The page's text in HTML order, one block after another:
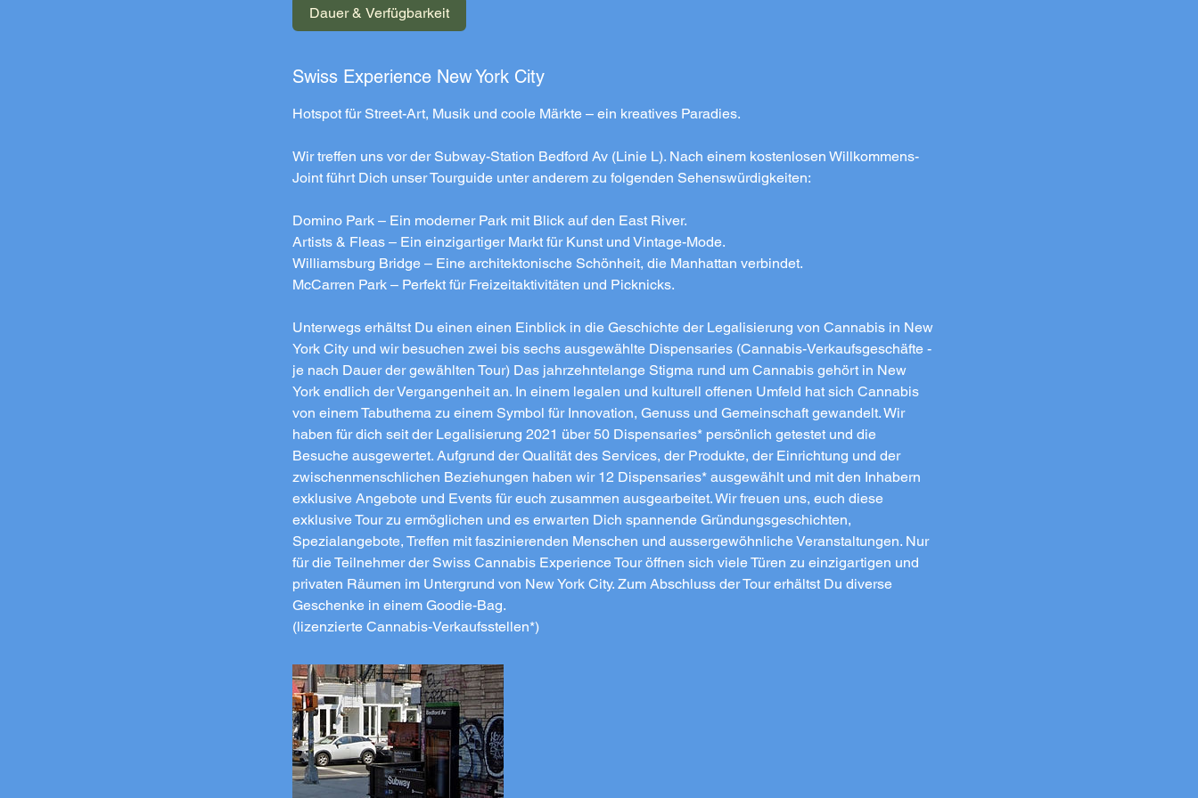
d
8
t
Dauer & Verfügbarkeit
Swiss Experience New York City
Hotspot für Street-Art, Musik und coole Märkte – ein kreatives Paradies.
Wir treffen uns vor der Subway-Station Bedford Av (Linie L). Nach einem kostenlosen Willkommens-
Joint führt Dich unser Tourguide unter anderem zu folgenden Sehenswürdigkeiten:
Domino Park – Ein moderner Park mit Blick auf den East River.
Artists & Fleas – Ein einzigartiger Markt für Kunst und Vintage-Mode.
Williamsburg Bridge – Eine architektonische Schönheit, die Manhattan verbindet.
McCarren Park – Perfekt für Freizeitaktivitäten und Picknicks.
Unterwegs erhältst Du einen einen Einblick in die Geschichte der Legalisierung von Cannabis in New
York City und wir besuchen zwei bis sechs ausgewählte Dispensaries (Cannabis-Verkaufsgeschäfte -
je nach Dauer der gewählten Tour) Das jahrzehntelange Stigma rund um Cannabis gehört in New
York endlich der Vergangenheit an. In einem legalen und kulturell offenen Umfeld hat sich Cannabis
von einem Tabuthema zu einem Symbol für Innovation, Genuss und Gemeinschaft gewandelt. Wir
haben für dich seit der Legalisierung 2021 über 50 Dispensaries* persönlich getestet und die
Besuche ausgewertet. Aufgrund der Qualität des Services, der Produkte, der Einrichtung und der
zwischenmenschlichen Beziehungen haben wir 12 Dispensaries* ausgewählt und mit den Inhabern
exklusive Angebote und Events für euch zusammen ausgearbeitet. Wir freuen uns, euch diese
exklusive Tour zu ermöglichen und es erwarten Dich spannende Gründungsgeschichten,
Spezialangebote, Treffen mit faszinierenden Menschen und aussergewöhnliche Veranstaltungen. Nur
für die Teilnehmer der Swiss Cannabis Experience Tour öffnen sich viele Türen zu einzigartigen und
privaten Räumen im Untergrund von New York City. Zum Abschluss der Tour erhältst Du diverse
Geschenke in einem Goodie-Bag.
(lizenzierte Cannabis-Verkaufsstellen*)